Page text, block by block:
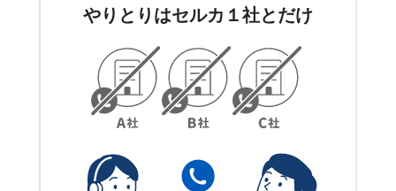
やりとりはセルカ１社とだけ